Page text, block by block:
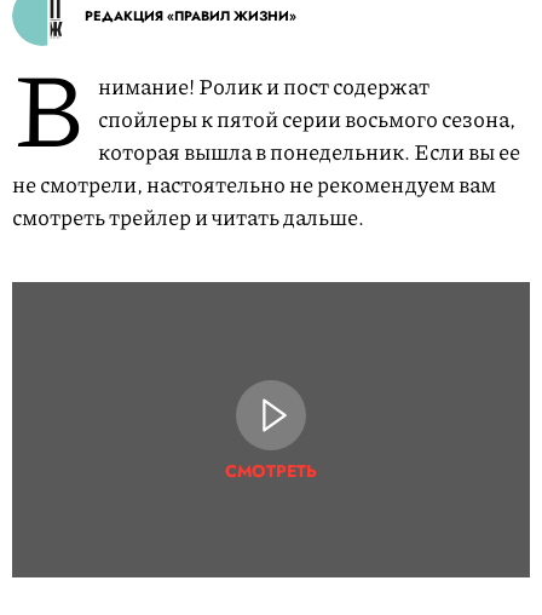
РЕДАКЦИЯ «ПРАВИЛ ЖИЗНИ»
В нимание! Ролик и пост содержат
спойлеры к пятой серии восьмого сезона,
которая вышла в понедельник. Если вы ее
не смотрели, настоятельно не рекомендуем вам
смотреть трейлер и читать дальше.
СМОТРЕТЬ